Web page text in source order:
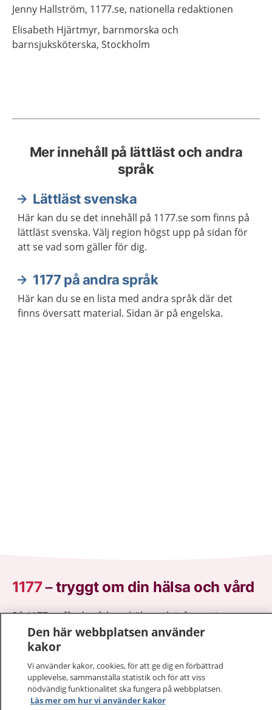
Jenny Hallström, 1177.se, nationella redaktionen
Elisabeth Hjärtmyr, barnmorska och
barnsjuksköterska, Stockholm
Mer innehåll på lättläst och andra
språk
Lättläst svenska
Här kan du se det innehåll på 1177.se som finns på
lättläst svenska. Välj region högst upp på sidan för
att se vad som gäller för dig.
1177 på andra språk
Här kan du se en lista med andra språk där det
finns översatt material. Sidan är på engelska.
1177–tryggt om din hälsa och vård
På 1177.se får du råd om hälsa och information om
sjukdomar och vilka mottagningar du kan kontakta.
Logga in för att läsa din journal och göra dina
vårdärenden. Ring telefonnummer 1177 för
sjukvårdsrådgivning dygnet runt.
1177 ger dig råd när du vill må bättre.
Den här webbplatsen använder
kakor
Vi använder kakor, cookies, för att ge dig en förbättrad
upplevelse, sammanställa statistik och för att viss
nödvändig funktionalitet ska fungera på webbplatsen.
Läs mer om hur vi använder kakor